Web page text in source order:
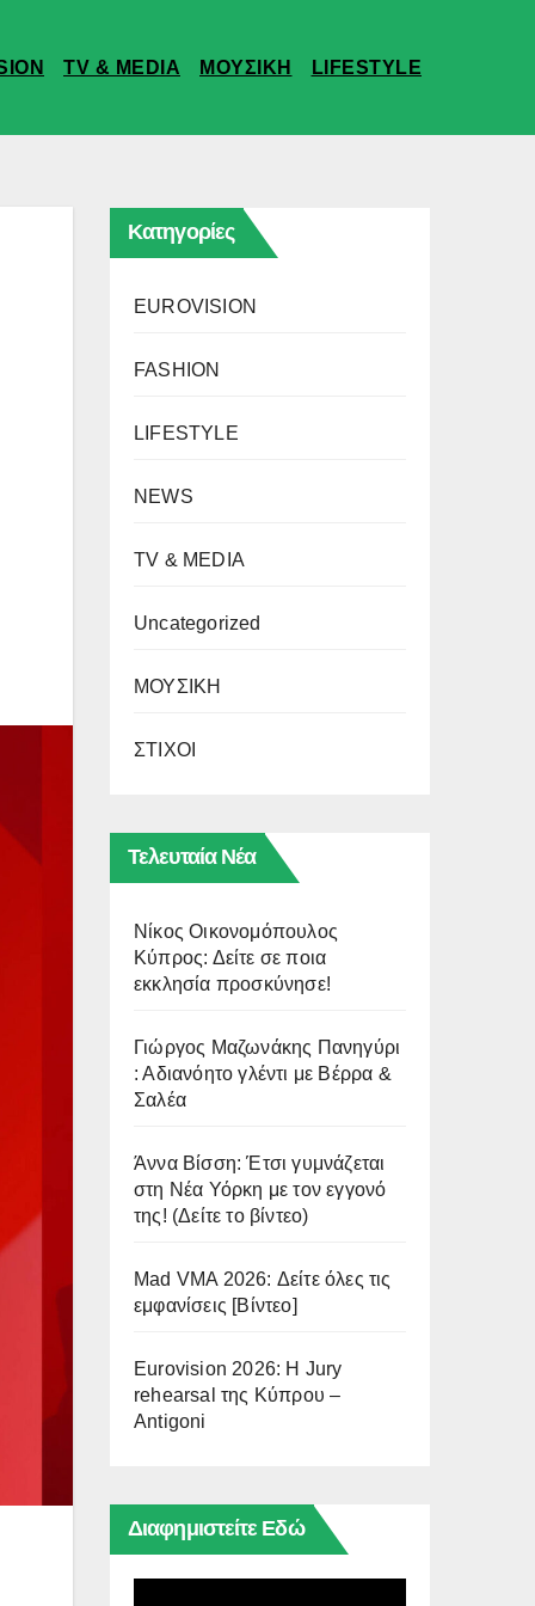
TV & MEDIA ΜΟΥΣΙΚΗ LIFESTYLE
Κατηγορίες
EUROVISION
FASHION
LIFESTYLE
NEWS
TV & MEDIA
Uncategorized
ΜΟΥΣΙΚΗ
ΣΤΙΧΟΙ
Τελευταία Νέα
Νίκος Οικονομόπουλος
Κύπρος: Δείτε σε ποια
εκκλησία προσκύνησε!
Γιώργος Μαζωνάκης Πανηγύρι
: Αδιανόητο γλέντι με Βέρρα &
Σαλέα
Άννα Βίσση: Έτσι γυμνάζεται
στη Νέα Υόρκη με τον εγγονό
της! (Δείτε το βίντεο)
Mad VMA 2026: Δείτε όλες τις
εμφανίσεις [Βίντεο]
Eurovision 2026: Η Jury
rehearsal της Κύπρου –
Antigoni
Διαφημιστείτε Εδώ